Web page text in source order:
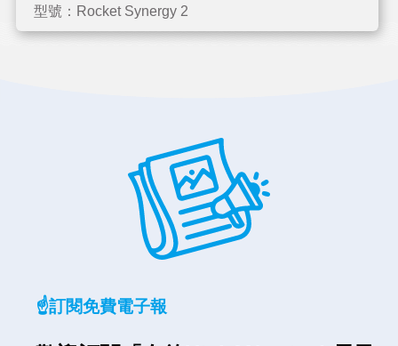
Rocket Synergy 2
型號：Rocket Synergy 2
☝️訂閱免費電子報